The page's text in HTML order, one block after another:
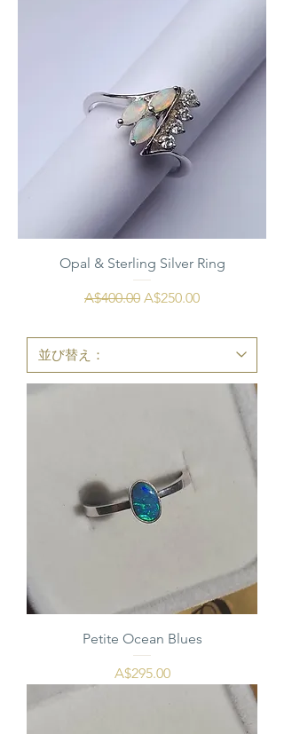
Opal & Sterling Silver Ring
通常価格
A$400.00 セール価格
A$250.00
Petite Ocean Blues
価格
A$295.00